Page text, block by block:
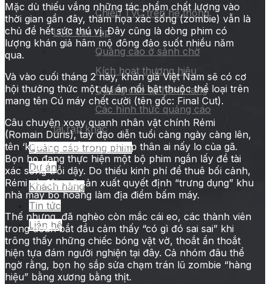
Chiếu TVC trên hệ thống
LCD của rạp
Quảng cáo ở sảnh chờ
Kích hoạt thương hiệu
Quảng cáo tại hành lang
Các hình thức quảng cáo
tại rạp khác
Quảng cáo trong phim
Dự án
Khách hàng
Tin tức
Liên hệ
Mặc dù thiếu vắng những tác phẩm chất lượng vào
thời gian gần đây, thảm họa xác sống (zombie) vẫn là
chủ đề hết sức thú vị. Đây cũng là dòng phim có
lượng khán giả hâm mộ đông đảo suốt nhiều năm
qua.
Và vào cuối tháng 2 này, khán giả Việt Nam sẽ có cơ
hội thưởng thức một dự án nổi bật thuộc thể loại trên
mang tên Cú máy chết cười (tên gốc: Final Cut).
Câu chuyện xoay quanh nhân vật chính Rémi
(Romain Duris), tay đạo diễn tuổi càng ngày càng lên,
tên ‘không ai biết’ cùng ê kíp thân ai nấy lo của gã.
Bọn họ đang thực hiện một bộ phim ngắn lấy đề tài
xác sống trỗi dậy. Do thiếu kinh phí để thuê bối cảnh,
Rémi và đội ngũ sản xuất quyết định “trưng dụng” khu
nhà máy bỏ hoang làm địa điểm bấm máy.
Thế nhưng, đã nghèo còn mắc cái eo, các thành viên
trong đoàn bắt đầu cảm thấy “có gì đó sai sai” khi
trông thấy những chiếc bóng vật vờ, thoắt ẩn thoắt
hiện tựa đám người nghiện tại đây. Cả nhóm đâu thể
ngờ rằng, bọn họ sắp sửa chạm trán lũ zombie “hàng
hiệu” bằng xương bằng thịt.